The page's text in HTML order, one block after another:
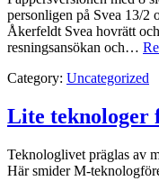
personligen på Svea 13/2
Åkerfeldt Svea hovrätt
resningsansökan och…
Category: Uncategorized
Lite
Teknologlivet präglas av
Här smider M-